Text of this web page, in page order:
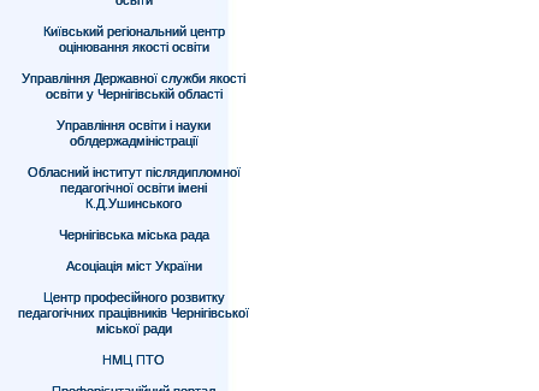
Київський регіональний центр
оцінювання якості освіти
Управління Державної служби якості
освіти у Чернігівській області
Управління освіти і науки
облдержадміністрації
Обласний інститут післядипломної
педагогічної освіти імені
К.Д.Ушинського
Чернігівська міська рада
Асоціація міст України
Центр професійного розвитку
педагогічних працівників Чернігівської
міської ради
НМЦ ПТО